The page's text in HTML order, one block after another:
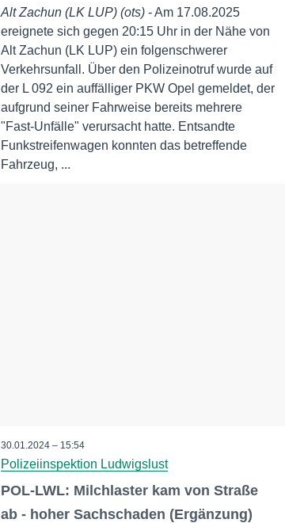
Alt Zachun (LK LUP) (ots)- Am 17.08.2025
ereignete sich gegen 20:15 Uhr in der Nähe von
Alt Zachun (LK LUP) ein folgenschwerer
Verkehrsunfall. Über den Polizeinotruf wurde auf
der L 092 ein auffälliger PKW Opel gemeldet, der
aufgrund seiner Fahrweise bereits mehrere
"Fast-Unfälle" verursacht hatte. Entsandte
Funkstreifenwagen konnten das betreffende
Fahrzeug, ...
30.01.2024 – 15:54
Polizeiinspektion Ludwigslust
POL-LWL: Milchlaster kam von Straße
ab - hoher Sachschaden (Ergänzung)